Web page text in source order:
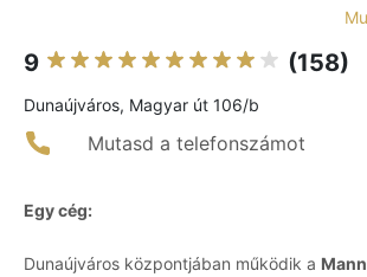
9 (158)
Dunaújváros, Magyar út 106/b
Mutasd a telefonszámot
Egy cég:
Dunaújváros központjában működik a